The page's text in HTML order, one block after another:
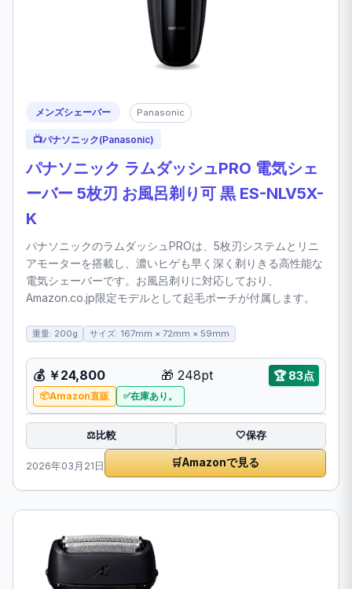
メンズシェーバー Panasonic
📺パナソニック(Panasonic)
パナソニック ラムダッシュPRO 電気シェ
ーバー 5枚刃 お風呂剃り可 黒 ES-NLV5X-
K
パナソニックのラムダッシュPROは、5枚刃システムとリニ
アモーターを搭載し、濃いヒゲも早く深く剃りきる高性能な
電気シェーバーです。お風呂剃りに対応しており、
Amazon.co.jp限定モデルとして起毛ポーチが付属します。
重量: 200g サイズ: 167mm × 72mm × 59mm
💰 ￥24,800 🎁 248pt 🏆83点
Amazon直販 在庫あり。
⚖️比較 🤍保存
2026年03月21日 🛒Amazonで見る